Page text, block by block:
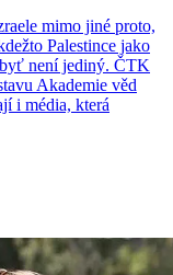
mimo jiné proto,
Palestince jako
není jediný. ČTK
Akademie věd
i média, která